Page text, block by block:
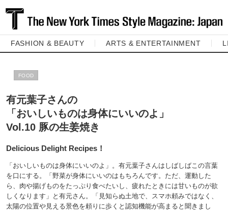
FASHION & BEAUTY ARTS & ENTERTAINMENT
FOOD
有元葉子さんの
「おいしいものは身体にいいのよ」
Vol.10 豚の生姜焼き
Delicious Delight Recipes！
「おいしいものは身体にいいのよ」。有元葉子さんはしばしばこの言葉
を口にする。「野菜が身体にいいのはもちろんです。ただ、運動した
ら、肉や揚げものをたっぷり食べたいし、疲れたときには甘いものが欲
しくなります」と有元さん。「見知らぬ土地で、スマホ頼みではなく、
太陽の位置や見える景色を頼りに歩くと認知機能が高まると聞きまし